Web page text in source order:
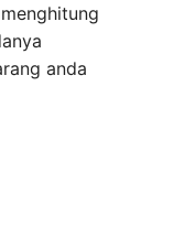
anda